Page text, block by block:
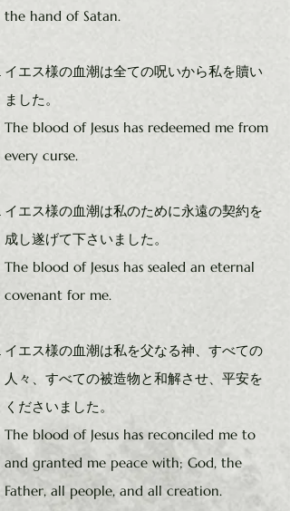
the hand of Satan.
イエス様の血潮は全ての呪いから私を贖い
ました。
The blood of Jesus has redeemed me from
every curse.
イエス様の血潮は私のために永遠の契約を
成し遂げて下さいました。
The blood of Jesus has sealed an eternal
covenant for me.
イエス様の血潮は私を父なる神、すべての
人々、すべての被造物と和解させ、平安を
くださいました。
The blood of Jesus has reconciled me to
and granted me peace with; God, the
Father, all people, and all creation.